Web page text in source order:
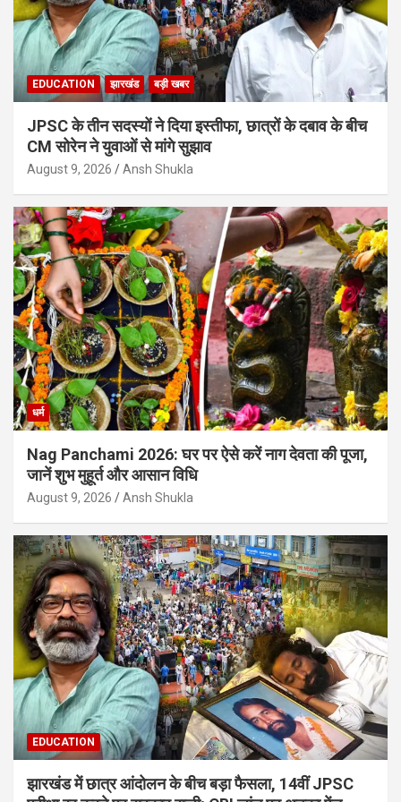
EDUCATION झारखंड बड़ी खबर
JPSC के तीन सदस्यों ने दिया इस्तीफा, छात्रों के दबाव के बीच
CM सोरेन ने युवाओं से मांगे सुझाव
August 9, 2026 Ansh Shukla
धर्म
Nag Panchami 2026: घर पर ऐसे करें नाग देवता की पूजा,
जानें शुभ मुहूर्त और आसान विधि
August 9, 2026 Ansh Shukla
EDUCATION
झारखंड में छात्र आंदोलन के बीच बड़ा फैसला, 14वीं JPSC